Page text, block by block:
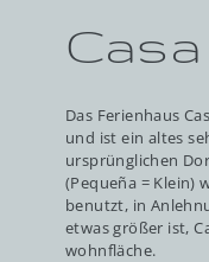
Casa
Das Ferienhaus
und ist ein altes
ursprünglichen
(Pequeña = Klein)
benutzt, in
etwas größer ist,
wohnfläche.